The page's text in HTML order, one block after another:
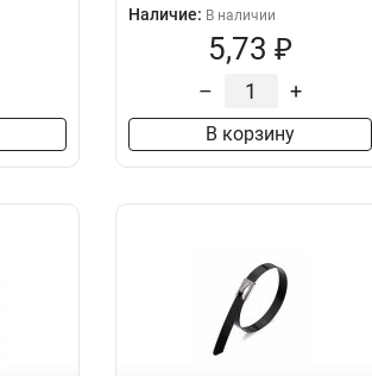
Наличие: В наличии
5,73 ₽
– +
В корзину